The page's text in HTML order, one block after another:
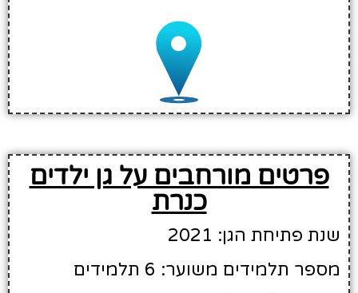
פרטים מורחבים על גן ילדים
כנרת
שנת פתיחת הגן: 2021
מספר תלמידים משוער: 6 תלמידים